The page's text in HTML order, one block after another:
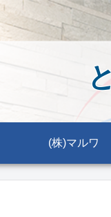
(株)マルワ